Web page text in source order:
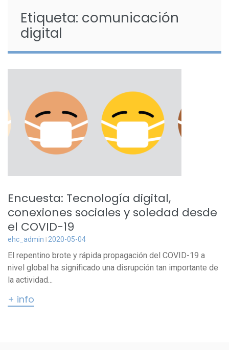
Etiqueta: comunicación
digital
Encuesta: Tecnología digital,
conexiones sociales y soledad desde
el COVID-19
ehc_admin 2020-05-04
El repentino brote y rápida propagación del COVID-19 a
nivel global ha significado una disrupción tan importante de
la actividad...
+ info